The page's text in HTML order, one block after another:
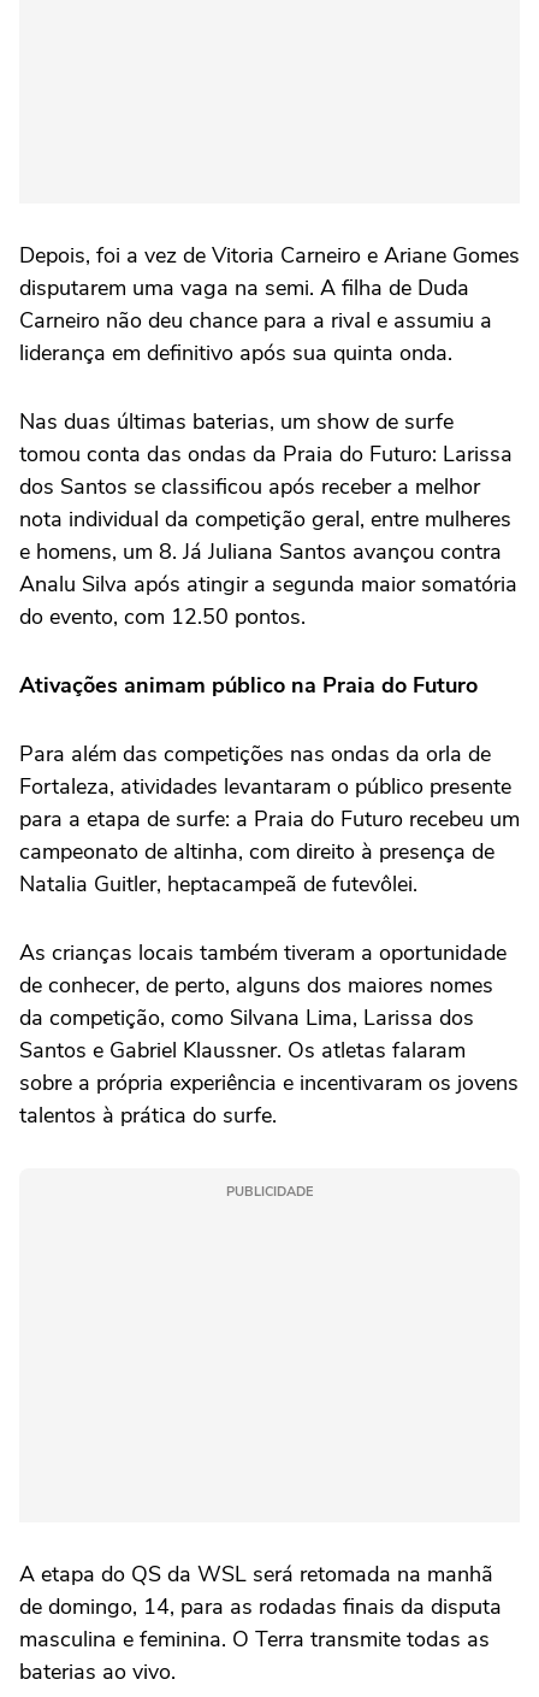
Depois, foi a vez de Vitoria Carneiro e Ariane Gomes
disputarem uma vaga na semi. A filha de Duda
Carneiro não deu chance para a rival e assumiu a
liderança em definitivo após sua quinta onda.
Nas duas últimas baterias, um show de surfe
tomou conta das ondas da Praia do Futuro: Larissa
dos Santos se classificou após receber a melhor
nota individual da competição geral, entre mulheres
e homens, um 8. Já Juliana Santos avançou contra
Analu Silva após atingir a segunda maior somatória
do evento, com 12.50 pontos.
Ativações animam público na Praia do Futuro
Para além das competições nas ondas da orla de
Fortaleza, atividades levantaram o público presente
para a etapa de surfe: a Praia do Futuro recebeu um
campeonato de altinha, com direito à presença de
Natalia Guitler, heptacampeã de futevôlei.
As crianças locais também tiveram a oportunidade
de conhecer, de perto, alguns dos maiores nomes
da competição, como Silvana Lima, Larissa dos
Santos e Gabriel Klaussner. Os atletas falaram
sobre a própria experiência e incentivaram os jovens
talentos à prática do surfe.
PUBLICIDADE
A etapa do QS da WSL será retomada na manhã
de domingo, 14, para as rodadas finais da disputa
masculina e feminina. O Terra transmite todas as
baterias ao vivo.